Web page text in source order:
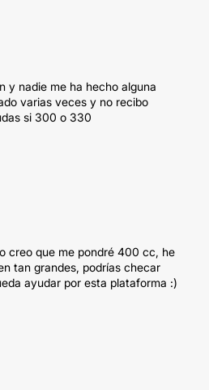
y nadie me ha hecho alguna
varias veces y no recibo
si 300 o 330
creo que me pondré 400 cc, he
tan grandes, podrías checar
ayudar por esta plataforma :)